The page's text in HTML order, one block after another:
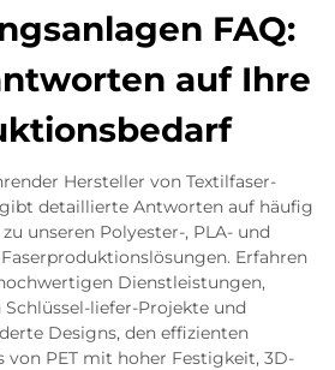
FAQ:
auf Ihre
Hersteller von Textilfaser-
detaillierte Antworten auf häufig
unseren Polyester-, PLA- und
Erfahren
Dienstleistungen,
liefer-Projekte und
Designs, den effizienten
von PET mit hoher Festigkeit, 3D-